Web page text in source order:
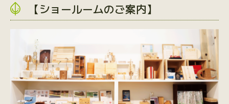
【ショールームのご案内】